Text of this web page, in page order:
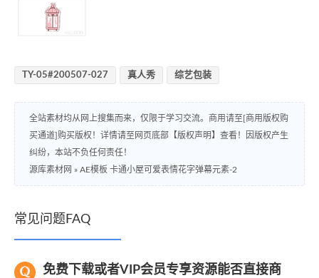
TY-05#200507-027 真人秀 综艺包装
全站素材均从网上搜集而来，仅限于学习交流。商用请至[商用版权购
买通道]购买版权！详情请至网页底部【版权声明】查看！因版权产生
纠纷，本站不负任何责任！
源库素材网 » AE模板 卡通小屋可爱表情花字弹幕元素-2
常见问题FAQ
免费下载或者VIP会员专享资源能否直接商